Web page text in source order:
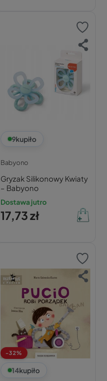
9kupiło
Babyono
Gryzak Silikonowy Kwiaty
– Babyono
Dostawa jutro
17,73 zł
-32%
14kupiło